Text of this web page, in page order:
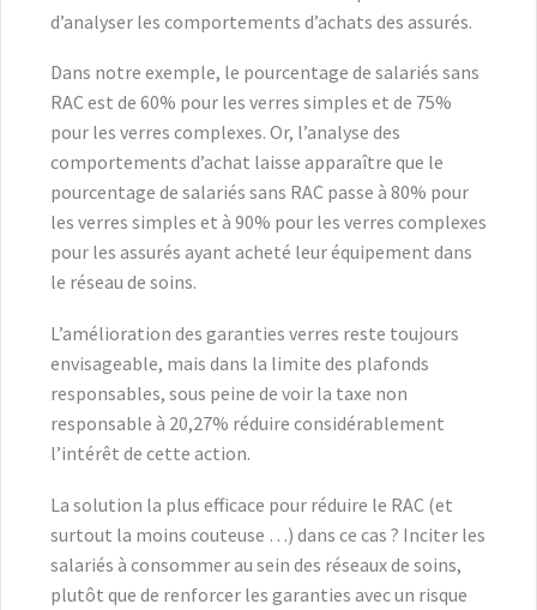
d’analyser les comportements d’achats des assurés.
Dans notre exemple, le pourcentage de salariés sans
RAC est de 60% pour les verres simples et de 75%
pour les verres complexes. Or, l’analyse des
comportements d’achat laisse apparaître que le
pourcentage de salariés sans RAC passe à 80% pour
les verres simples et à 90% pour les verres complexes
pour les assurés ayant acheté leur équipement dans
le réseau de soins.
L’amélioration des garanties verres reste toujours
envisageable, mais dans la limite des plafonds
responsables, sous peine de voir la taxe non
responsable à 20,27% réduire considérablement
l’intérêt de cette action.
La solution la plus efficace pour réduire le RAC (et
surtout la moins couteuse …) dans ce cas ? Inciter les
salariés à consommer au sein des réseaux de soins,
plutôt que de renforcer les garanties avec un risque